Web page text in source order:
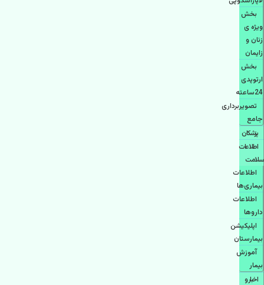
بخش
ویژه ی
زنان و
زایمان
بخش
ارتوپدی
24ساعته
تصویربرداری
جامع
پزشكان
اطلاعات
سلامت
اطلاعات
بیماری‌ها
اطلاعات
دارو‌ها
اپليكيشن
بيمارستان
آموزش
بیمار
اخبار و